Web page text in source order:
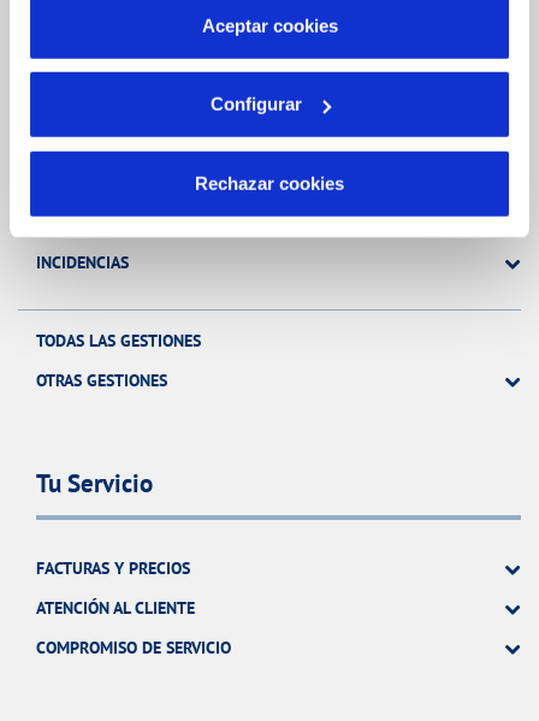
más información en nuestraPolítica de Cookies
Aceptar cookies
Configurar
Rechazar cookies
Gestiones Online
FACTURAS, PAGOS Y CONSUMOS
MODIFICACIÓN DE DATOS
INCIDENCIAS
TODAS LAS GESTIONES
OTRAS GESTIONES
Tu Servicio
FACTURAS Y PRECIOS
ATENCIÓN AL CLIENTE
COMPROMISO DE SERVICIO